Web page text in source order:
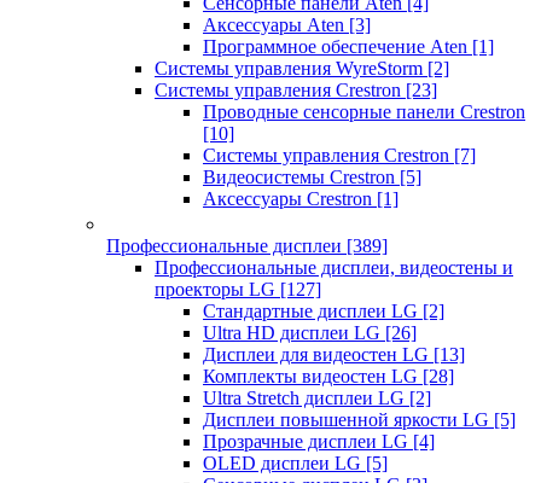
Аксессуары Aten [3]
Программное обеспечение Aten [1]
Системы управления WyreStorm [2]
Системы управления Crestron [23]
Проводные сенсорные панели Crestron
[10]
Системы управления Crestron [7]
Видеосистемы Crestron [5]
Аксессуары Crestron [1]
Профессиональные дисплеи [389]
Профессиональные дисплеи, видеостены и
проекторы LG [127]
Стандартные дисплеи LG [2]
Ultra HD дисплеи LG [26]
Дисплеи для видеостен LG [13]
Комплекты видеостен LG [28]
Ultra Stretch дисплеи LG [2]
Дисплеи повышенной яркости LG [5]
Прозрачные дисплеи LG [4]
OLED дисплеи LG [5]